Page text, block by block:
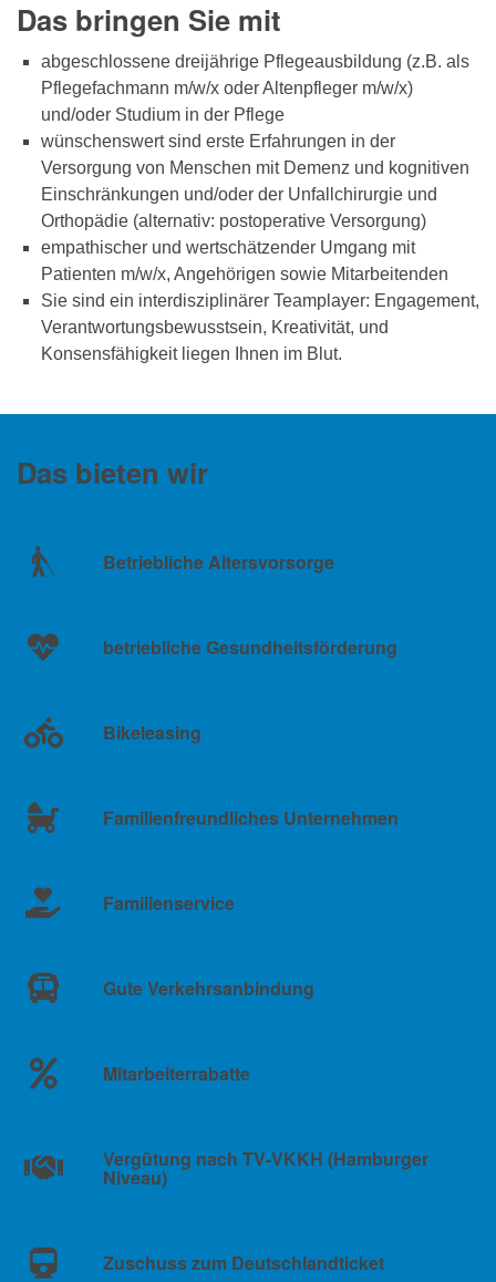
Das bringen Sie mit
abgeschlossene dreijährige Pflegeausbildung (z.B. als
Pflegefachmann m/w/x oder Altenpfleger m/w/x)
und/oder Studium in der Pflege
wünschenswert sind erste Erfahrungen in der
Versorgung von Menschen mit Demenz und kognitiven
Einschränkungen und/oder der Unfallchirurgie und
Orthopädie (alternativ: postoperative Versorgung)
empathischer und wertschätzender Umgang mit
Patienten m/w/x, Angehörigen sowie Mitarbeitenden
Sie sind ein interdisziplinärer Teamplayer: Engagement,
Verantwortungsbewusstsein, Kreativität, und
Konsensfähigkeit liegen Ihnen im Blut.
Das bieten wir
Betriebliche Altersvorsorge
betriebliche Gesundheitsförderung
Bikeleasing
Familienfreundliches Unternehmen
Familienservice
Gute Verkehrsanbindung
Mitarbeiterrabatte
Vergütung nach TV-VKKH (Hamburger
Niveau)
Zuschuss zum Deutschlandticket